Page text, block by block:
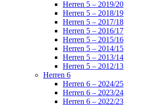
Herren 5 – 2019/20
Herren 5 – 2018/19
Herren 5 – 2017/18
Herren 5 – 2016/17
Herren 5 – 2015/16
Herren 5 – 2014/15
Herren 5 – 2013/14
Herren 5 – 2012/13
Herren 6
Herren 6 – 2024/25
Herren 6 – 2023/24
Herren 6 – 2022/23